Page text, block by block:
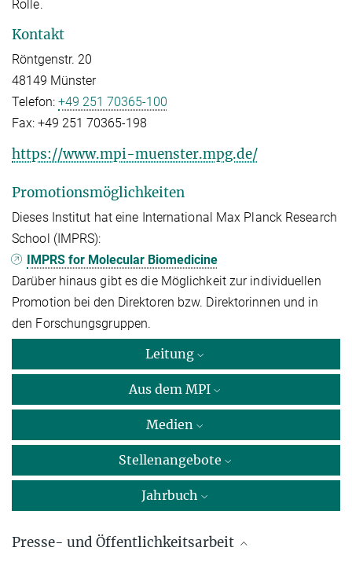
Rolle.
Kontakt
Röntgenstr. 20
48149 Münster
Telefon: +49 251 70365-100
Fax: +49 251 70365-198
https://www.mpi-muenster.mpg.de/
Promotionsmöglichkeiten
Dieses Institut hat eine International Max Planck Research
School (IMPRS):
IMPRS for Molecular Biomedicine
Darüber hinaus gibt es die Möglichkeit zur individuellen
Promotion bei den Direktoren bzw. Direktorinnen und in
den Forschungsgruppen.
Leitung
Aus dem MPI
Medien
Stellenangebote
Jahrbuch
Presse- und Öffentlichkeitsarbeit